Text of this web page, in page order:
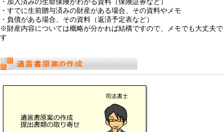
・加入済みの生命保険がわかる資料（保険証券など）
・すでに生前贈与済みの財産がある場合、その資料やメモ
・負債がある場合、その資料（返済予定表など）
※財産内容については概略が分かれば結構ですので、メモでも大丈夫で
す